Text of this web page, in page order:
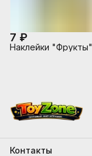
7 ₽
Наклейки "Фрукты"
Контакты